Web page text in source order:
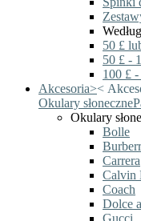
50 £
50 £ -
100 £
Akcesoria><
Okulary słoneczne
Okulary
Bolle
Carrera
Calvin
Coach
Dolce
Gucci